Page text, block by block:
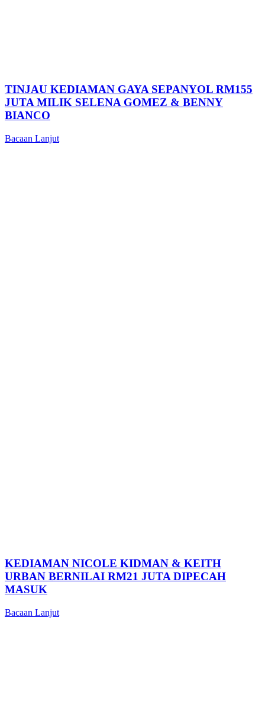
TINJAU KEDIAMAN GAYA SEPANYOL RM155
JUTA MILIK SELENA GOMEZ & BENNY
BIANCO
Bacaan Lanjut
KEDIAMAN NICOLE KIDMAN & KEITH
URBAN BERNILAI RM21 JUTA DIPECAH
MASUK
Bacaan Lanjut